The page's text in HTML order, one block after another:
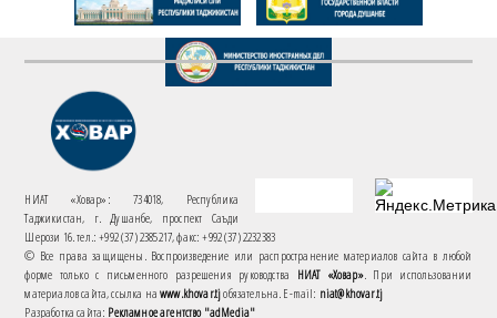
НИАТ «Ховар»: 734018, Республика
Таджикистан, г. Душанбе, проспект Саъди
Шерози 16. тел.: +992 (37) 2385217, факс: +992 (37) 2232383
© Все права защищены. Воспроизведение или распространение материалов сайта в любой
форме только с письменного разрешения руководства НИАТ «Ховар». При использовании
материалов сайта, ссылка наwww.khovar.tjобязательна. E-mail: niat@khovar.tj
Разработка сайта: Рекламное агентство "adMedia"